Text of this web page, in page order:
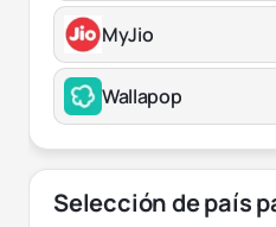
MyJio
Wallapop
Selección de país